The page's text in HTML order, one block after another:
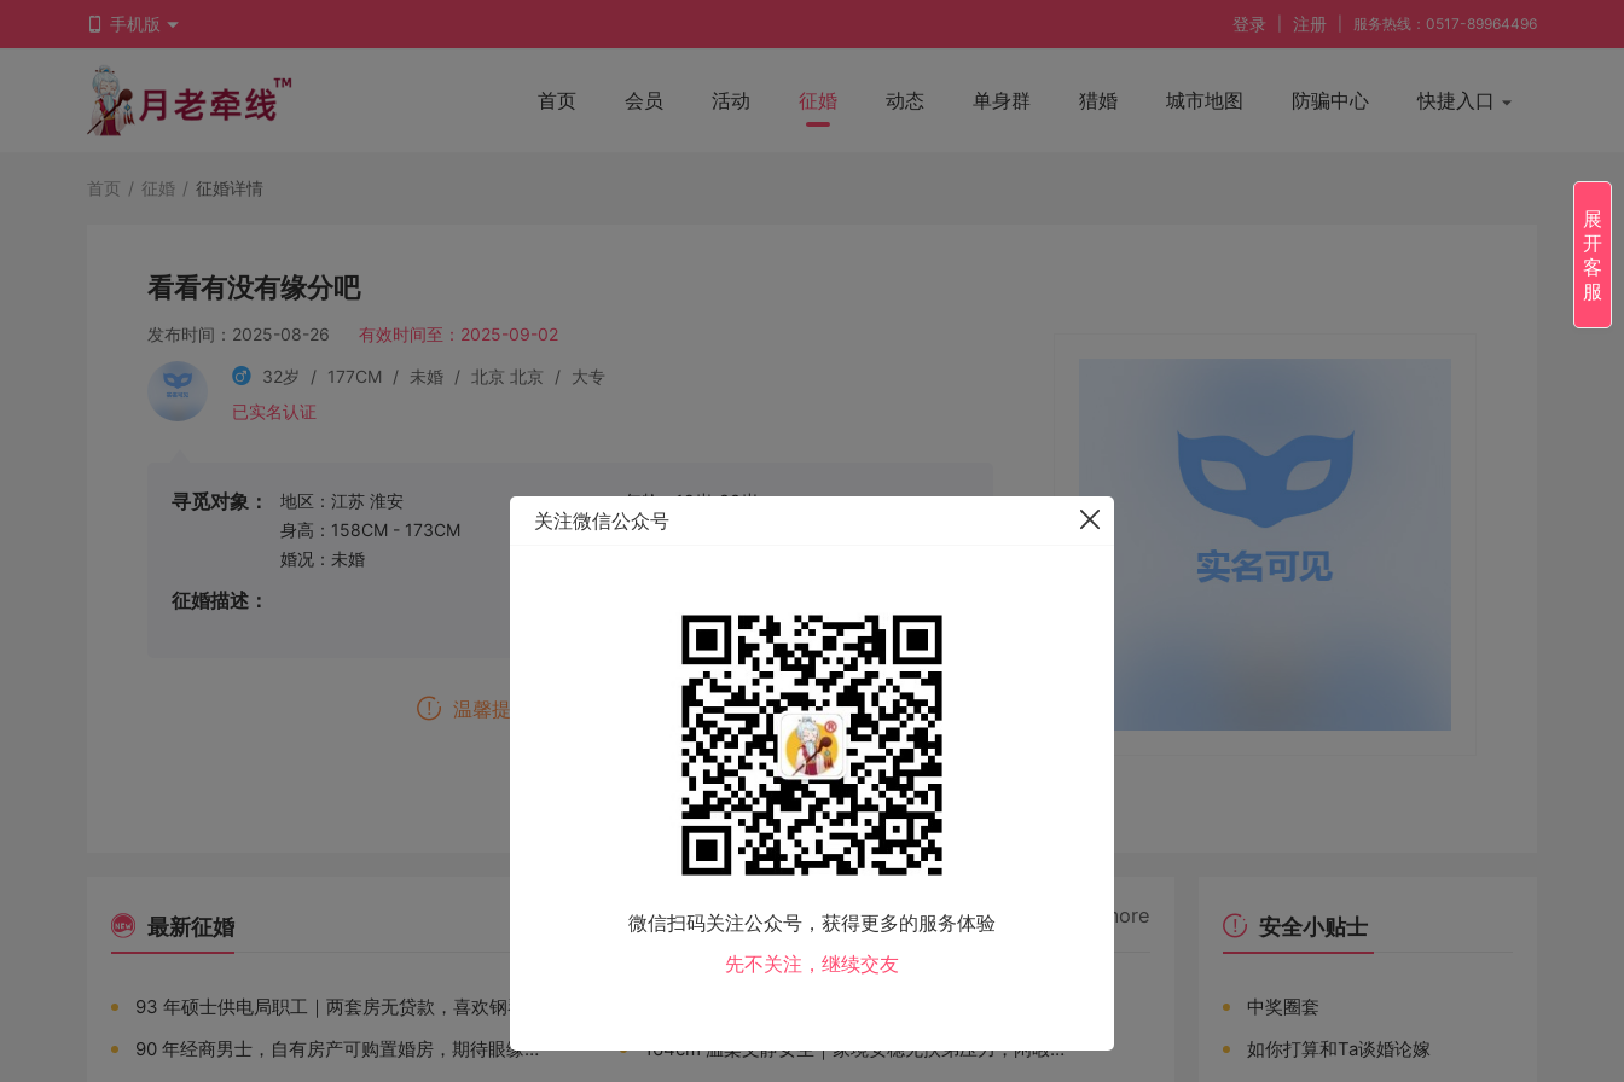
手机版 登录 注册 服务热线：0517-89964496
首页 会员 活动 征婚 动态 单身群 猎婚 城市地图 防骗中心 快捷入口
首页 / 征婚 / 征婚详情
看看有没有缘分吧
发布时间：2025-08-26 有效时间至：2025-09-02
32岁 / 177CM / 未婚 / 北京 北京 / 大专
已实名认证
寻觅对象： 地区：江苏 淮安
年龄：18岁-33岁
身高：158CM - 173CM
体重：45KG - 60KG
婚况：未婚
征婚描述：
温馨提示：该征婚信息已失效。
最新征婚 more
90 年经商男士，自有房产可购置婚房，期待眼缘相合、通情达理的女孩
164cm 温柔文静女生｜家境安稳无扶弟压力，闲暇爱爬山，寻 173 + 本科稳定男士
安全小贴士
中奖圈套
如你打算和Ta谈婚论嫁
展
开
客
服
关注微信公众号
微信扫码关注公众号，获得更多的服务体验
先不关注，继续交友